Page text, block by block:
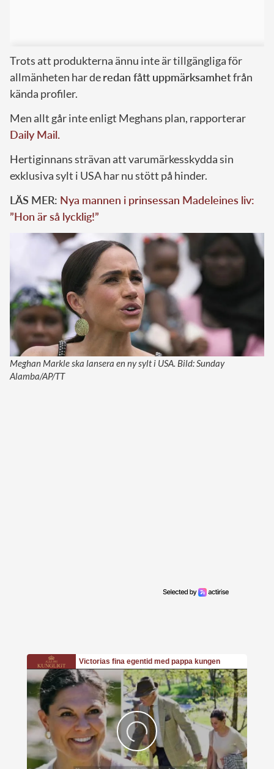
Trots att produkterna ännu inte är tillgängliga för
allmänheten har deredan fått uppmärksamhetfrån
kända profiler.
Men allt går inte enligt Meghans plan, rapporterar
Daily Mail.
Hertiginnans strävan att varumärkesskydda sin
exklusiva sylt i USA har nu stött på hinder.
LÄS MER: Nya mannen i prinsessan Madeleines liv:
”Hon är så lycklig!”
Meghan Markle ska lansera en ny sylt i USA. Bild: Sunday
Alamba/AP/TT